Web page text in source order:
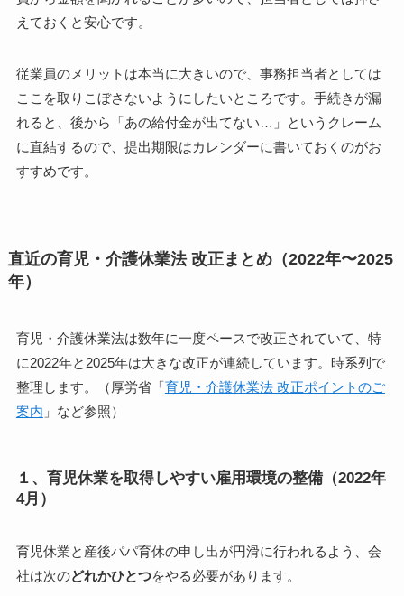
えておくと安心です。
従業員のメリットは本当に大きいので、事務担当者としては
ここを取りこぼさないようにしたいところです。手続きが漏
れると、後から「あの給付金が出てない…」というクレーム
に直結するので、提出期限はカレンダーに書いておくのがお
すすめです。
直近の育児・介護休業法 改正まとめ（2022年〜2025
年）
育児・介護休業法は数年に一度ペースで改正されていて、特
に2022年と2025年は大きな改正が連続しています。時系列で
整理します。（厚労省「育児・介護休業法 改正ポイントのご
案内 」など参照）
１、育児休業を取得しやすい雇用環境の整備（2022年
4月）
育児休業と産後パパ育休の申し出が円滑に行われるよう、会
社は次のどれかひとつをやる必要があります。